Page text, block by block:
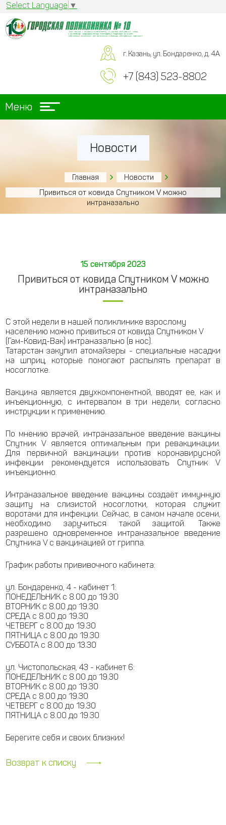
Select Language ▼
г. Казань, ул. Бондаренко, д. 4А
+7 (843) 523-8802
Меню
Новости
Главная
Новости
Привиться от ковида Спутником V можно
интраназально
15 сентября 2023
Привиться от ковида Спутником V можно
интраназально
С этой недели в нашей поликлинике взрослому
населению можно привиться от ковида Спутником V
(Гам-Ковид-Вак) интраназально (в нос).
Татарстан закупил атомайзеры - специальные насадки
на шприц, которые помогают распылять препарат в
носоглотке.
Вакцина является двухкомпонентной, вводят ее, как и
инъекционную, с интервалом в три недели, согласно
инструкции к применению.
По мнению врачей, интраназальное введение вакцины
Спутник V является оптимальным при ревакцинации.
Для первичной вакцинации против коронавирусной
инфекции рекомендуется использовать Спутник V
инъекционно.
Интраназальное введение вакцины создаёт иммунную
защиту на слизистой носоглотки, которая служит
воротами для инфекции. Сейчас, в самом начале осени,
необходимо заручиться такой защитой. Также
разрешено одновременное интраназальное введение
Спутника V с вакцинацией от гриппа.
График работы прививочного кабинета:
ул. Бондаренко, 4 - кабинет 1:
ПОНЕДЕЛЬНИК с 8.00 до 19.30
ВТОРНИК с 8.00 до 19.30
СРЕДА с 8.00 до 19.30
ЧЕТВЕРГ с 8.00 до 19.30
ПЯТНИЦА с 8.00 до 19.30
СУББОТА с 8.00 до 13.30
ул. Чистопольская, 43 - кабинет 6:
ПОНЕДЕЛЬНИК с 8.00 до 19.30
ВТОРНИК с 8.00 до 19.30
СРЕДА с 8.00 до 19.30
ЧЕТВЕРГ с 8.00 до 19.30
ПЯТНИЦА с 8.00 до 19.30
Берегите себя и своих близких!
Возврат к списку